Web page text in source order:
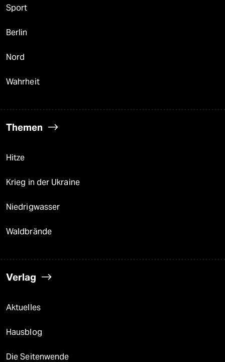
Sport
Berlin
Nord
Wahrheit
Themen
Hitze
Krieg in der Ukraine
Niedrigwasser
Waldbrände
Verlag
Aktuelles
Hausblog
Die Seitenwende